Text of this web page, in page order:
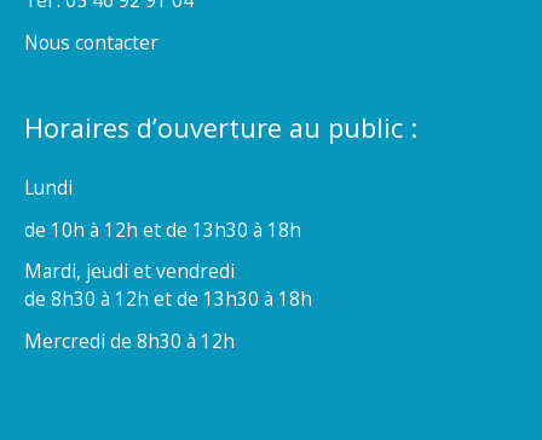
Nous contacter
Horaires d’ouverture au public :
Lundi
de 10h à 12h et de 13h30 à 18h
Mardi, jeudi et vendredi
de 8h30 à 12h et de 13h30 à 18h
Mercredi de 8h30 à 12h